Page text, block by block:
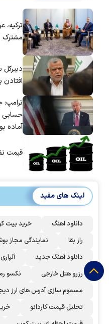
ترکیه،
مشترک
دبیرکل
ترامپ:
حسابی
آماده
قیمت
لینک های مفید
دانلود اهنگ خرید بیت
راز بقا
نمایندگی مجاز
دانلود آهنگ جدید
آلپاری
رزرو هتل خارجی
نکسو
مسموم سازی آدرس های ارز
تحلیل قیمت کاردانو